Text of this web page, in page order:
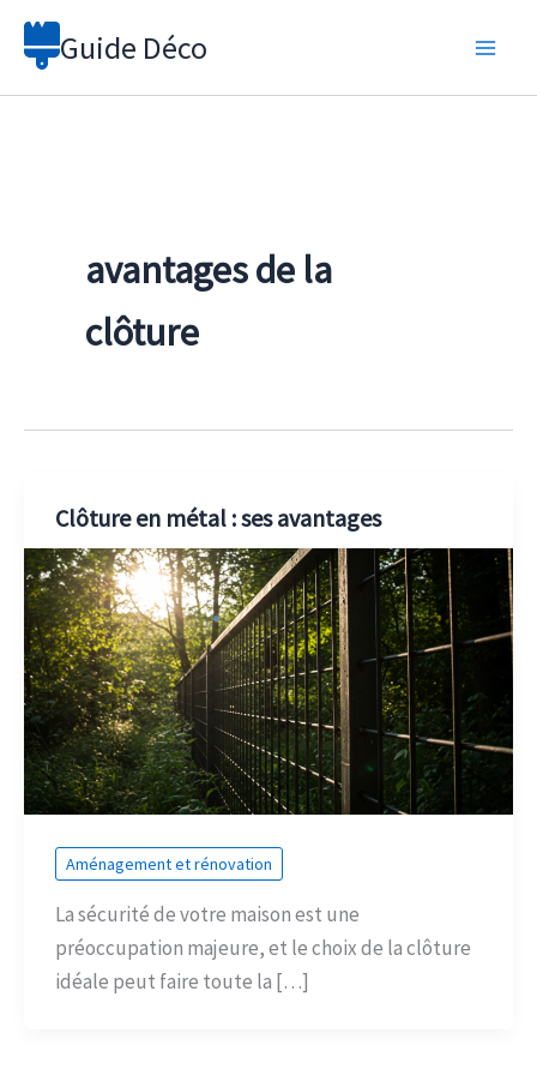
Aller
Guide Déco
avantages de la
clôture
Clôture en métal : ses avantages
Aménagement et rénovation
La sécurité de votre maison est une
préoccupation majeure, et le choix de la clôture
idéale peut faire toute la […]